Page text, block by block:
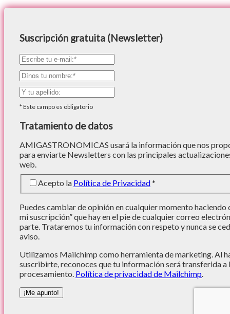
Suscripción gratuita (Newsletter)
*Este campo es obligatorio
Tratamiento de datos
AMIGASTRONOMICAS usará la información que nos
para enviarte Newsletters con las principales
web.
Acepto la Política de Privacidad*
Puedes cambiar de opinión en cualquier momento haciendo
mi suscripción” que hay en el pie de cualquier correo
parte. Trataremos tu información con respeto y nunca se
aviso.
Utilizamos Mailchimp como herramienta de marketing. Al
suscribirte, reconoces que tu información será transferida
procesamiento. Política de privacidad de Mailchimp.